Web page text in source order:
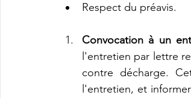
Respect du préavis.
Convocation à un
l'entretien par lettre
contre décharge.
l'entretien, et